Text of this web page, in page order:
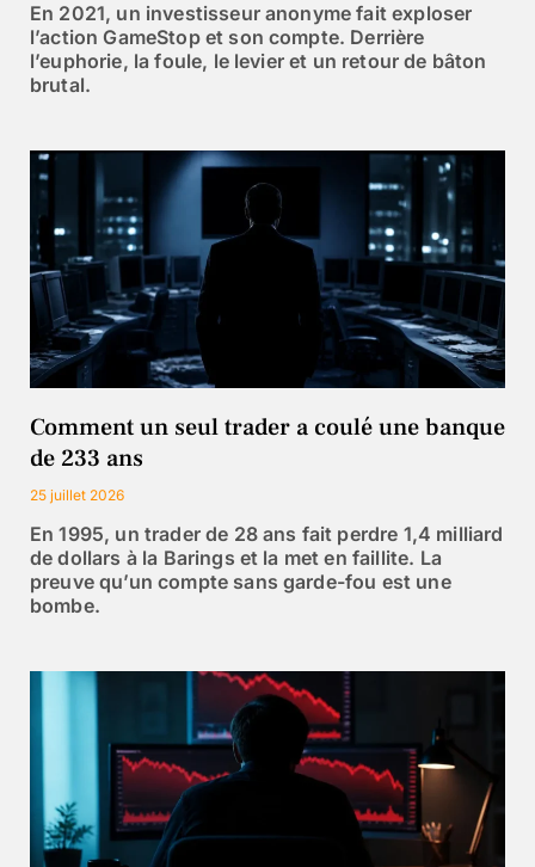
En 2021, un investisseur anonyme fait exploser
l’action GameStop et son compte. Derrière
l’euphorie, la foule, le levier et un retour de bâton
brutal.
Comment un seul trader a coulé une banque
de 233 ans
25 juillet 2026
En 1995, un trader de 28 ans fait perdre 1,4 milliard
de dollars à la Barings et la met en faillite. La
preuve qu’un compte sans garde-fou est une
bombe.